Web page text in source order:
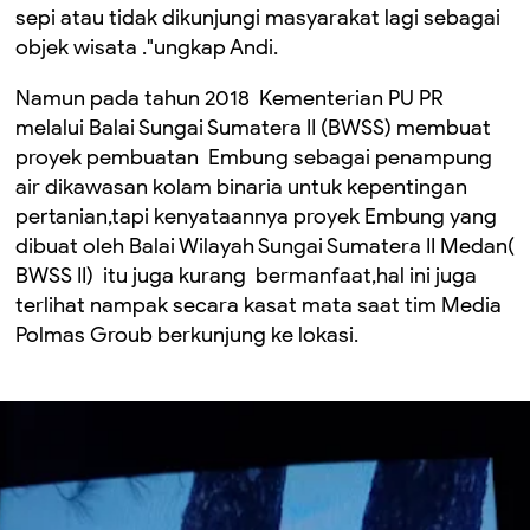
sepi atau tidak dikunjungi masyarakat lagi sebagai
objek wisata ."ungkap Andi.
Namun pada tahun 2018 Kementerian PU PR
melalui Balai Sungai Sumatera II (BWSS) membuat
proyek pembuatan Embung sebagai penampung
air dikawasan kolam binaria untuk kepentingan
pertanian,tapi kenyataannya proyek Embung yang
dibuat oleh Balai Wilayah Sungai Sumatera II Medan(
BWSS II) itu juga kurang bermanfaat,hal ini juga
terlihat nampak secara kasat mata saat tim Media
Polmas Groub berkunjung ke lokasi.